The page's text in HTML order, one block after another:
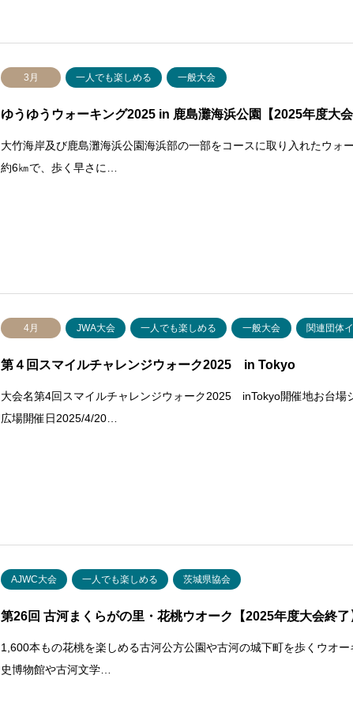
3月 一人でも楽しめる 一般大会
ゆうゆうウォーキング2025 in 鹿島灘海浜公園【2025年度大会
大竹海岸及び鹿島灘海浜公園海浜部の一部をコースに取り入れたウォ
約6㎞で、歩く早さに…
4月 JWA大会 一人でも楽しめる 一般大会 関連団体
第４回スマイルチャレンジウォーク2025
大会名第4回スマイルチャレンジウォーク2025 inTokyo開催地お台
広場開催日2025/4/20…
AJWC大会 一人でも楽しめる 茨城県協会
第26回 古河まくらがの里・花桃ウオーク【2025年度大会終了
1,600本もの花桃を楽しめる古河公方公園や古河の城下町を歩くウオ
史博物館や古河文学…